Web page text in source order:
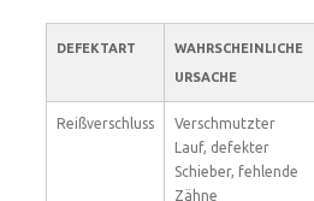
DEFEKTART
WAHRSCHEINLICHE
URSACHE
Reißverschluss
Verschmutzter
Lauf, defekter
Schieber, fehlende
Zähne